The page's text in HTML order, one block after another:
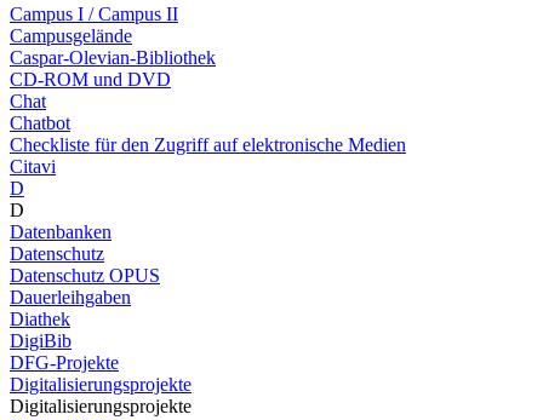
Campus I / Campus II
Campusgelände
Caspar-Olevian-Bibliothek
CD-ROM und DVD
Chat
Chatbot
Checkliste für den Zugriff auf elektronische Medien
Citavi
D
D
Datenbanken
Datenschutz
Datenschutz OPUS
Dauerleihgaben
Diathek
DigiBib
DFG-Projekte
Digitalisierungsprojekte
Digitalisierungsprojekte